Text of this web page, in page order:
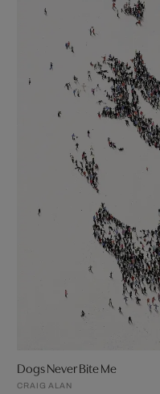
Dogs Never Bite Me
CRAIG ALAN